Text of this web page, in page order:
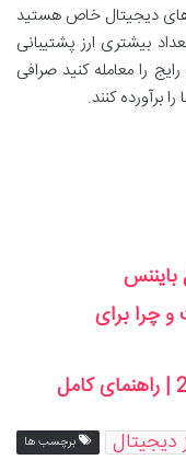
دیجیتال خاص هستید
بیشتری ارز پشتیبانی
را معامله کنید صرافی
برآورده کنند.
بایننس
چرا برای
برچسب ها دیجیتال